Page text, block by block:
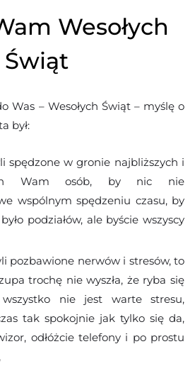
Wesołych
Świąt
Was – Wesołych Świąt – myślę o
był:
spędzone w gronie najbliższych i
Wam osób, by nic nie
wspólnym spędzeniu czasu, by
podziałów, ale byście wszyscy
pozbawione nerwów i stresów, to
trochę nie wyszła, że ryba się
wszystko nie jest warte stresu,
tak spokojnie jak tylko się da,
odłóżcie telefony i po prostu